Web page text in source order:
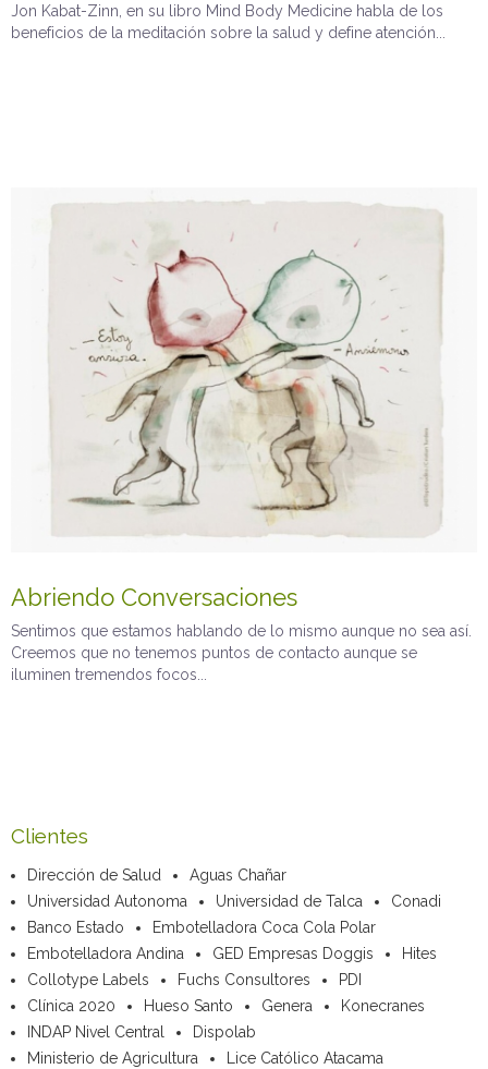
Jon Kabat-Zinn, en su libro Mind Body Medicine habla de los
beneficios de la meditación sobre la salud y define atención...
Abriendo Conversaciones
Sentimos que estamos hablando de lo mismo aunque no sea así.
Creemos que no tenemos puntos de contacto aunque se
iluminen tremendos focos...
Clientes
Dirección de Salud
Aguas Chañar
Universidad Autonoma
Universidad de Talca
Conadi
Banco Estado
Embotelladora Coca Cola Polar
Embotelladora Andina
GED Empresas Doggis
Hites
Collotype Labels
Fuchs Consultores
PDI
Clínica 2020
Hueso Santo Genera
Konecranes
INDAP Nivel Central
Dispolab
Ministerio de Agricultura
Lice Católico Atacama